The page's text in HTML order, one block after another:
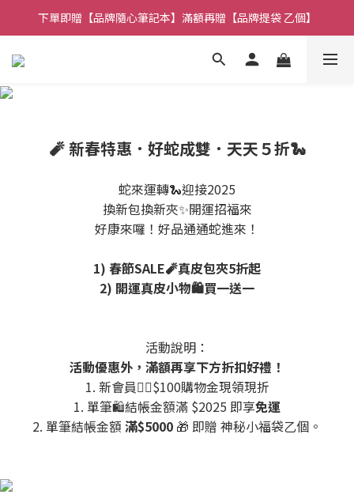
🚚全館消費 滿 $1,314 免運費！
下單即贈【品牌隨心筆記本】滿額再贈【品牌提袋 乙個】
🚚全館消費 滿 $1,314 免運費！
🧨 新春特惠．好蛇成雙．天天５折🐍
蛇來運轉🐍迎接2025
換新包換新夾✨開運招福來
好康來囉！好品通通蛇進來！
1) 春節SALE🧨真皮包夾5折起
2) 開運真皮小物🛍️買一送一
活動說明：
活動優惠外，滿額再享下方折扣好禮！
1. 新會員🙋‍♀️$100購物金現領現折
1. 單筆🛍️結帳金額滿 $2025 即享免運
2. 單筆結帳金額 滿$5000 🎁 即贈 神秘小福袋乙個。